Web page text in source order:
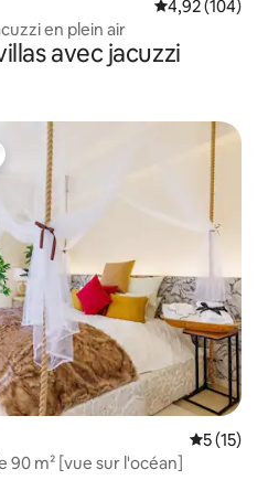
Évaluation
4,92 (104)
en plein air
avec jacuzzi
5 (15)
90 m² [vue sur l'océan]